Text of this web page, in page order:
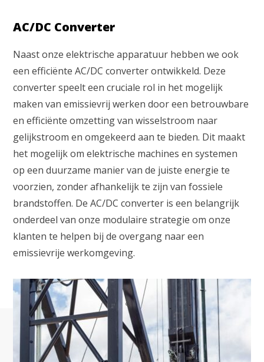
AC/DC Converter
Naast onze elektrische apparatuur hebben we ook
een efficiënte AC/DC converter ontwikkeld. Deze
converter speelt een cruciale rol in het mogelijk
maken van emissievrij werken door een betrouwbare
en efficiënte omzetting van wisselstroom naar
gelijkstroom en omgekeerd aan te bieden. Dit maakt
het mogelijk om elektrische machines en systemen
op een duurzame manier van de juiste energie te
voorzien, zonder afhankelijk te zijn van fossiele
brandstoffen. De AC/DC converter is een belangrijk
onderdeel van onze modulaire strategie om onze
klanten te helpen bij de overgang naar een
emissievrije werkomgeving.